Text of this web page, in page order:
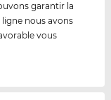
garantir la
nous avons
vous